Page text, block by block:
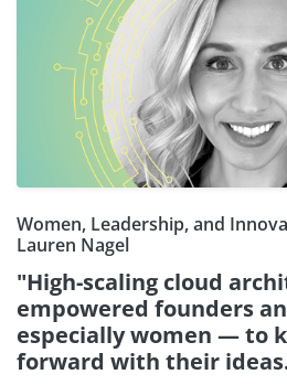
Women, Leadership, and
Lauren Nagel
"High-scaling cloud
empowered founders
especially women — to
forward with their